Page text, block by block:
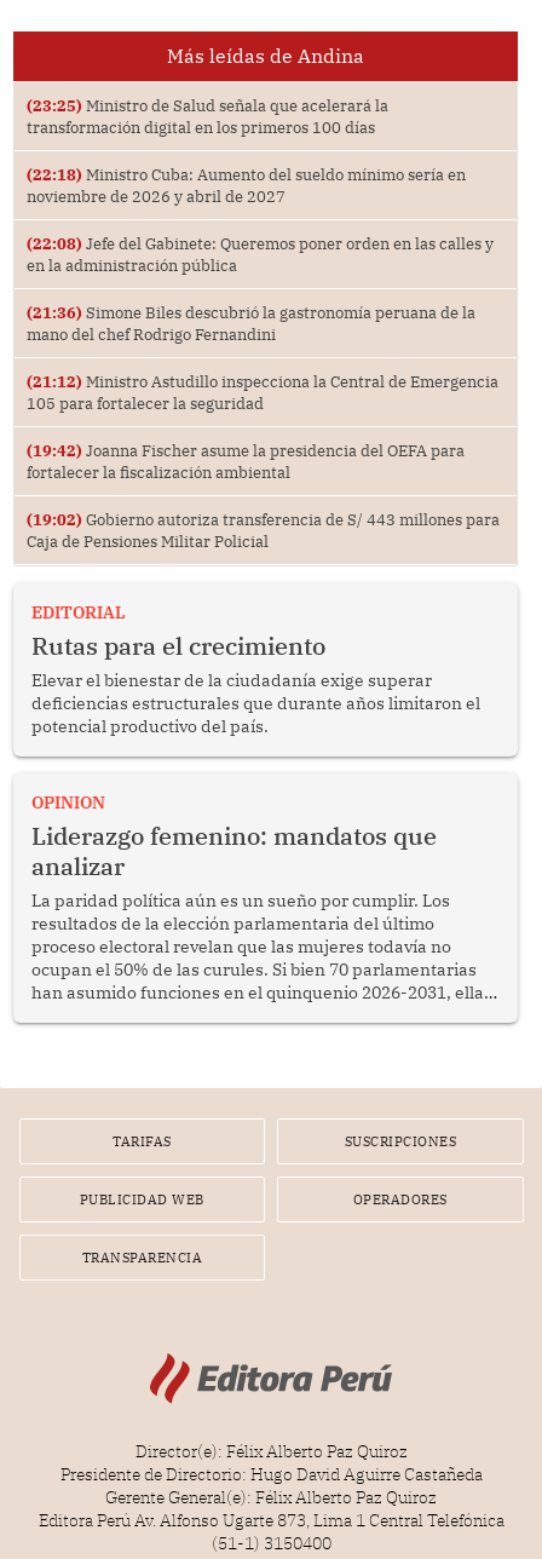
Más leídas de Andina
(23:25) Ministro de Salud señala que acelerará la
transformación digital en los primeros 100 días
(22:18) Ministro Cuba: Aumento del sueldo mínimo sería en
noviembre de 2026 y abril de 2027
(22:08) Jefe del Gabinete: Queremos poner orden en las calles y
en la administración pública
(21:36) Simone Biles descubrió la gastronomía peruana de la
mano del chef Rodrigo Fernandini
(21:12) Ministro Astudillo inspecciona la Central de Emergencia
105 para fortalecer la seguridad
(19:42) Joanna Fischer asume la presidencia del OEFA para
fortalecer la fiscalización ambiental
(19:02) Gobierno autoriza transferencia de S/ 443 millones para
Caja de Pensiones Militar Policial
EDITORIAL
Rutas para el crecimiento
Elevar el bienestar de la ciudadanía exige superar
deficiencias estructurales que durante años limitaron el
potencial productivo del país.
OPINION
Liderazgo femenino: mandatos que
analizar
La paridad política aún es un sueño por cumplir. Los
resultados de la elección parlamentaria del último
proceso electoral revelan que las mujeres todavía no
ocupan el 50% de las curules. Si bien 70 parlamentarias
han asumido funciones en el quinquenio 2026-2031, ellas
TARIFAS SUSCRIPCIONES
PUBLICIDAD WEB OPERADORES
TRANSPARENCIA
Director(e): Félix Alberto Paz Quiroz
Presidente de Directorio: Hugo David Aguirre Castañeda
Gerente General(e): Félix Alberto Paz Quiroz
Editora Perú Av. Alfonso Ugarte 873, Lima 1 Central Telefónica
(51-1) 3150400